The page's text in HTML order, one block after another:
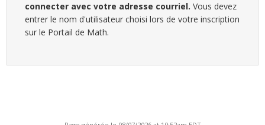
connecter avec votre adresse courriel. Vous devez
entrer le nom d'utilisateur choisi lors de votre inscription
sur le Portail de Math.